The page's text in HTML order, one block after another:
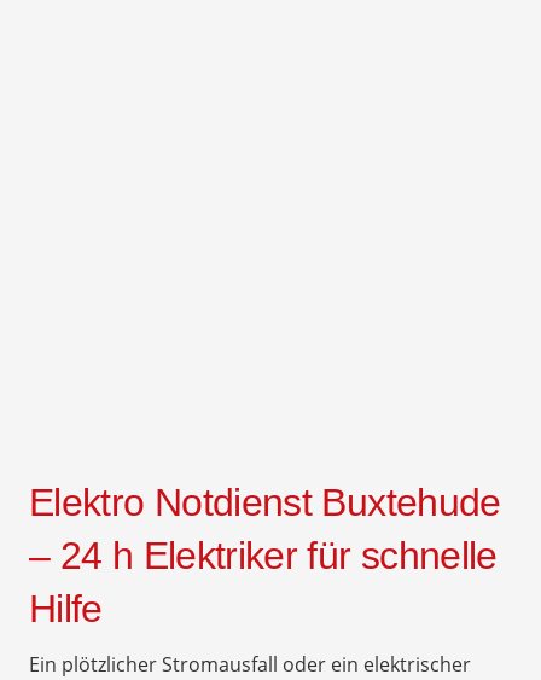
Elektro Notdienst Buxtehude
– 24 h Elektriker für schnelle
Hilfe
Ein plötzlicher Stromausfall oder ein elektrischer